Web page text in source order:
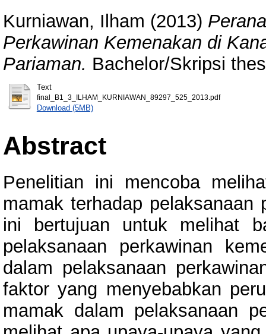
Kurniawan, Ilham (2013)
Perkawinan Kemenakan di
Pariaman. Bachelor/Skripsi
Text
final_B1_3_ILHAM_KURNIAWAN_89297_525_2013.pdf
Download (5MB)
Abstract
Penelitian ini mencoba
mamak terhadap pelaksanaan
ini bertujuan untuk melihat
pelaksanaan perkawinan
dalam pelaksanaan
faktor yang menyebabkan
mamak dalam pelaksanaan